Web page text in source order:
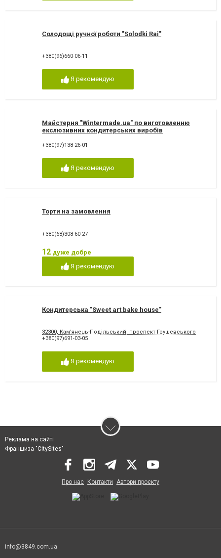
Солодощі ручної роботи "Solodki Rai"
+380(96)660-06-11
Я рекомендую
Майстерня "Wintermade.ua" по виготовленню
екслюзивних кондитерських виробів
+380(97)138-26-01
Я рекомендую
Торти на замовлення
+380(68)308-60-27
12 дуже добре
Я рекомендую
Кондитерська "Sweet art bake house"
32300, Кам'янець-Подільський, проспект Грушевського
+380(97)691-03-05
Я рекомендую
Реклама на сайті
Франшиза "CitySites"
Про нас Контакти Автори проєкту
info@3849.com.ua